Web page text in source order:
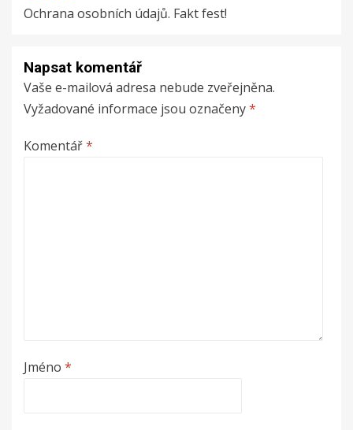
Ochrana osobních údajů. Fakt fest!
Napsat komentář
Vaše e-mailová adresa nebude zveřejněna.
Vyžadované informace jsou označeny*
Komentář*
Jméno *